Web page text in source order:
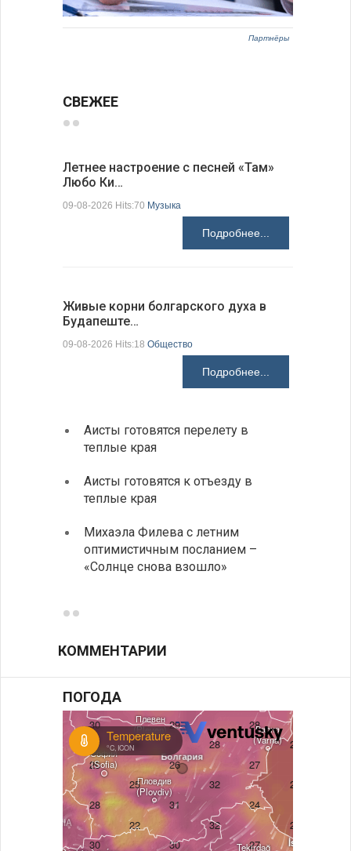
Партнёры
СВЕЖЕЕ
Летнее настроение с песней «Там»
Любо Ки…
09-08-2026 Hits:70 Музыка
Подробнее...
Живые корни болгарского духа в
Будапеште…
09-08-2026 Hits:18 Общество
Подробнее...
Аисты готовятся перелету в
теплые края
Аисты готовятся к отъезду в
теплые края
Михаэла Филева с летним
оптимистичным посланием –
«Солнце снова взошло»
КОММЕНТАРИИ
ПОГОДА